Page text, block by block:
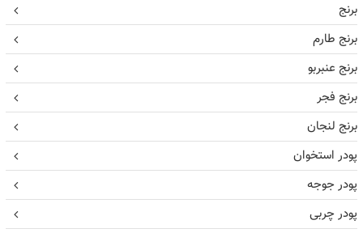
برنج
برنج طارم
برنج عنبربو
برنج فجر
برنج لنجان
پودر استخوان
پودر جوجه
پودر چربی